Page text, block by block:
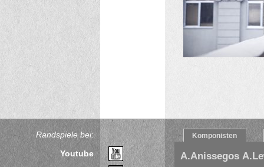
Randspiele bei:
Youtube
Komponisten
A.Anissegos